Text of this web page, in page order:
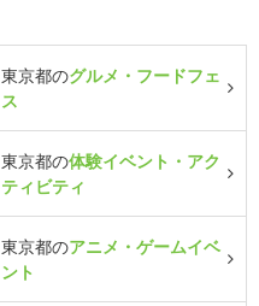
東京都のグルメ・フードフェ
ス
東京都の体験イベント・アク
ティビティ
東京都のアニメ・ゲームイベ
ント